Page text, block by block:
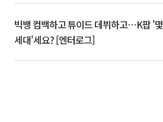
빅뱅 컴백하고 튜이드 데뷔하고⋯K팝 '몇
세대'세요? [엔터로그]